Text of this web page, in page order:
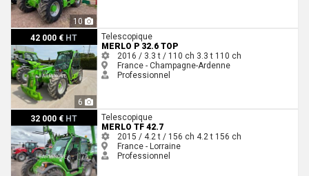
10
42 000 € HT
6
Merlo P 32.6 TOP
Telescopique
MERLO P 32.6 TOP
2016 / 3.3 t / 110 ch 3.3 t 110 ch
France - Champagne-Ardenne
Professionnel
32 000 € HT
Merlo TF 42.7
Telescopique
MERLO TF 42.7
2015 / 4.2 t / 156 ch 4.2 t 156 ch
France - Lorraine
Professionnel